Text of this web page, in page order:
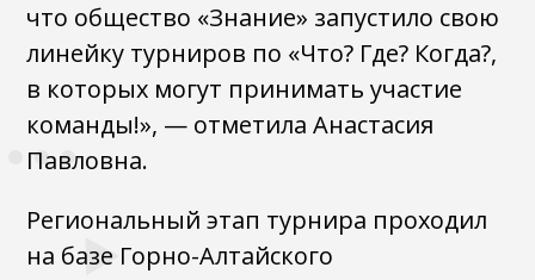
что общество «Знание» запустило свою
линейку турниров по «Что? Где? Когда?,
в которых могут принимать участие
команды!», — отметила Анастасия
Павловна.
Региональный этап турнира проходил
на базе Горно-Алтайского